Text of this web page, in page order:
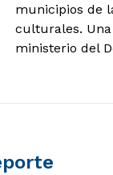
municipios de
culturales.
ministerio del